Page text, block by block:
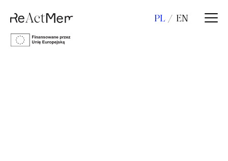
PL EN